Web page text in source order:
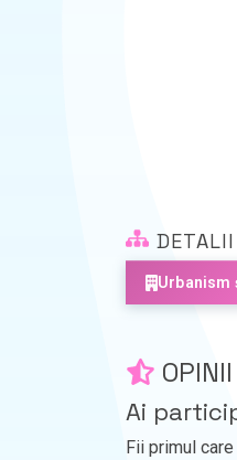
Urbanism
OPINII
Ai
Fii primul